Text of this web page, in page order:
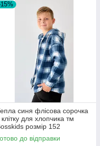
синя флісова сорочка
клітку для хлопчика тм
розмір 152
до відправки